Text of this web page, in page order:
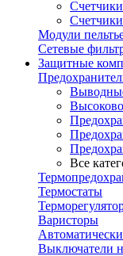
Модули
Сетевые
Защитные
Все
Термостаты
Варисторы
Выключатели